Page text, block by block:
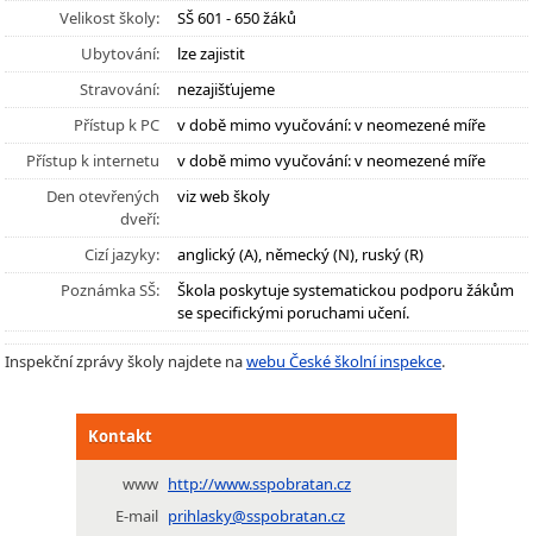
Velikost školy:
SŠ 601 - 650 žáků
Ubytování:
lze zajistit
Stravování:
nezajišťujeme
Přístup k PC
v době mimo vyučování: v neomezené míře
Přístup k internetu
v době mimo vyučování: v neomezené míře
Den otevřených
dveří:
viz web školy
Cizí jazyky:
anglický (A), německý (N), ruský (R)
Poznámka SŠ:
Škola poskytuje systematickou podporu žákům
se specifickými poruchami učení.
Inspekční zprávy školy najdete nawebu České školní inspekce.
Kontakt
www http://www.sspobratan.cz
E-mail prihlasky@sspobratan.cz